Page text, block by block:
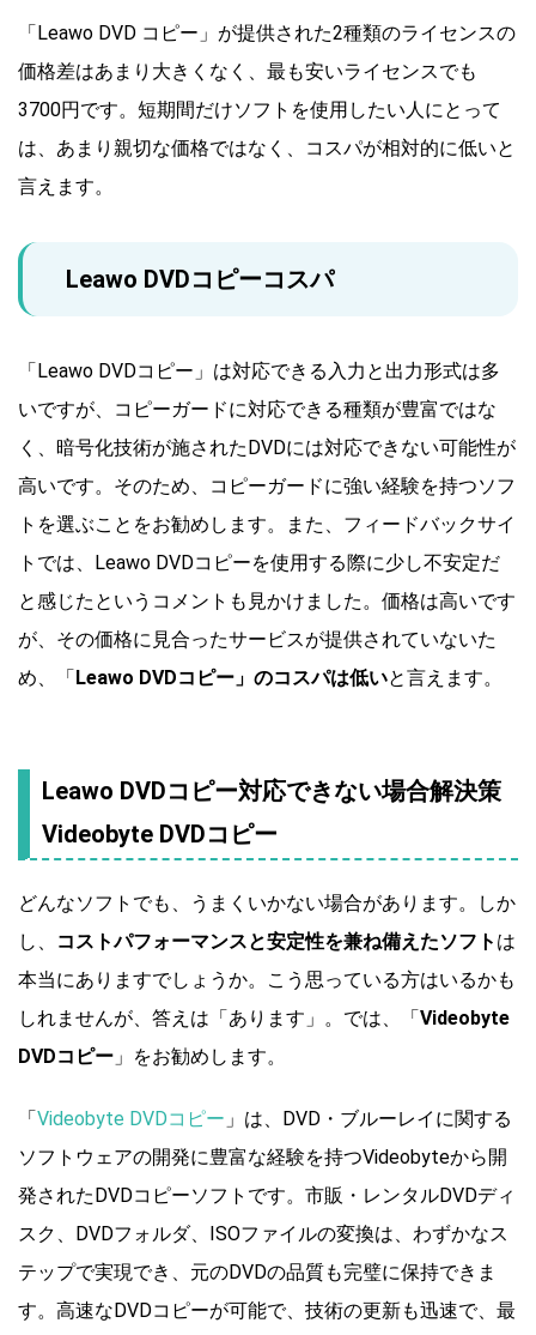
「Leawo DVD コピー」が提供された2種類のライセンスの
価格差はあまり大きくなく、最も安いライセンスでも
3700円です。短期間だけソフトを使用したい人にとって
は、あまり親切な価格ではなく、コスパが相対的に低いと
言えます。
Leawo DVDコピーコスパ
「Leawo DVDコピー」は対応できる入力と出力形式は多
いですが、コピーガードに対応できる種類が豊富ではな
く、暗号化技術が施されたDVDには対応できない可能性が
高いです。そのため、コピーガードに強い経験を持つソフ
トを選ぶことをお勧めします。また、フィードバックサイ
トでは、Leawo DVDコピーを使用する際に少し不安定だ
と感じたというコメントも見かけました。価格は高いです
が、その価格に見合ったサービスが提供されていないた
め、「Leawo DVDコピー」のコスパは低いと言えます。
Leawo DVDコピー対応できない場合解決策
Videobyte DVDコピー
どんなソフトでも、うまくいかない場合があります。しか
し、
コストパフォーマンスと安定性を兼ね備えたソフト は
本当にありますでしょうか。こう思っている方はいるかも
しれませんが、答えは「あります」。では、「Videobyte
DVDコピー 」をお勧めします。
「Videobyte DVDコピー 」は、DVD・ブルーレイに関する
ソフトウェアの開発に豊富な経験を持つVideobyteから開
発されたDVDコピーソフトです。市販・レンタルDVDディ
スク、DVDフォルダ、ISOファイルの変換は、わずかなス
テップで実現でき、元のDVDの品質も完璧に保持できま
す。高速なDVDコピーが可能で、技術の更新も迅速で、最